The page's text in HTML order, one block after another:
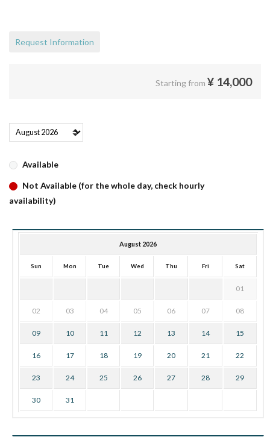
Request Information
Starting from ¥ 14,000
Available
Not Available (for the whole day, check hourly
availability)
August 2026
Sun Mon Tue Wed Thu Fri Sat
01
02 03 04 05 06 07 08
09 10 11 12 13 14 15
16 17 18 19 20 21 22
23 24 25 26 27 28 29
30 31